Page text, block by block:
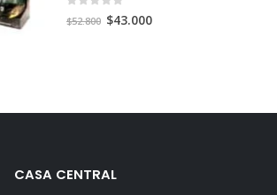
$139.000.
out of 5
$52.800 El
$43.000El
CASA CENTRAL